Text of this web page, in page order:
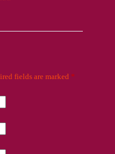
fields are marked *